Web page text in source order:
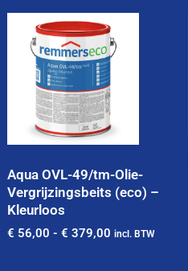
Aqua OVL-49/tm-Olie-
Vergrijzingsbeits (eco) –
Kleurloos
€ 56,00 - € 379,00 incl. BTW